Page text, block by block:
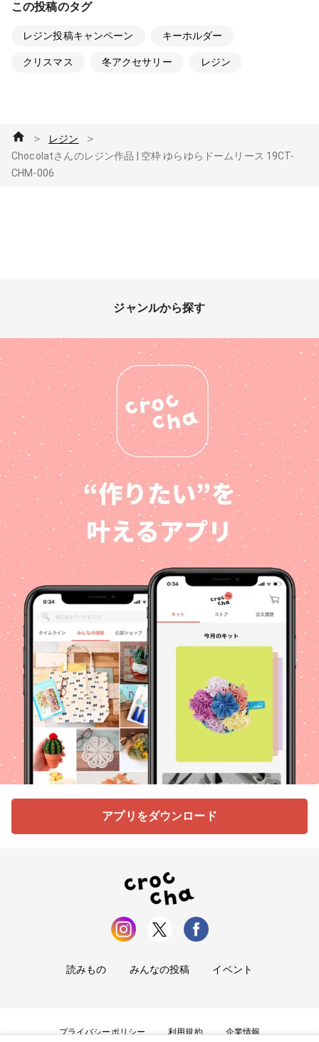
この投稿のタグ
レジン投稿キャンペーン キーホルダー
クリスマス 冬アクセサリー レジン
＞ レジン ＞
Chocolatさんのレジン作品 | 空枠 ゆらゆらドームリース 19CT-
CHM-006
ジャンルから探す
アプリをダウンロード
読みもの みんなの投稿 イベント
プライバシーポリシー 利用規約 企業情報